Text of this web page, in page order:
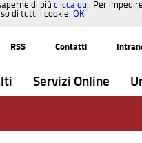
di più clicca qui. Per
di tutti i cookie. OK
RSS
Contatti
Servizi Online